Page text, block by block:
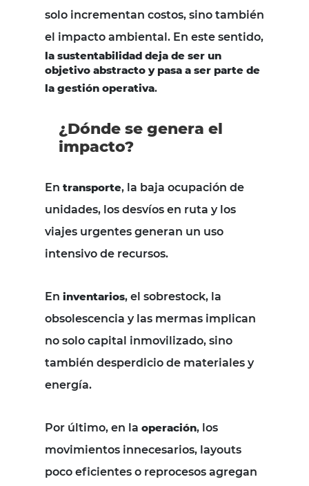
solo incrementan costos, sino también
el impacto ambiental. En este sentido,
la sustentabilidad deja de ser un
objetivo abstracto y pasa a ser parte de
la gestión operativa.
¿Dónde se genera el
impacto?
En transporte, la baja ocupación de
unidades, los desvíos en ruta y los
viajes urgentes generan un uso
intensivo de recursos.
En inventarios, el sobrestock, la
obsolescencia y las mermas implican
no solo capital inmovilizado, sino
también desperdicio de materiales y
energía.
Por último, en la operación, los
movimientos innecesarios, layouts
poco eficientes o reprocesos agregan